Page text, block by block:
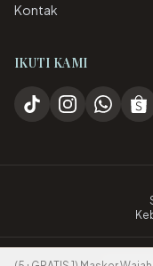
Kontak
IKUTI KAMI
©2026